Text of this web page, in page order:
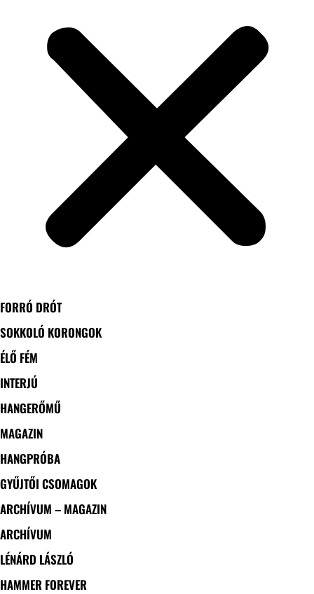
FORRÓ DRÓT
SOKKOLÓ KORONGOK
ÉLŐ FÉM
INTERJÚ
HANGERŐMŰ
MAGAZIN
HANGPRÓBA
GYŰJTŐI CSOMAGOK
ARCHÍVUM – MAGAZIN
ARCHÍVUM
LÉNÁRD LÁSZLÓ
HAMMER FOREVER